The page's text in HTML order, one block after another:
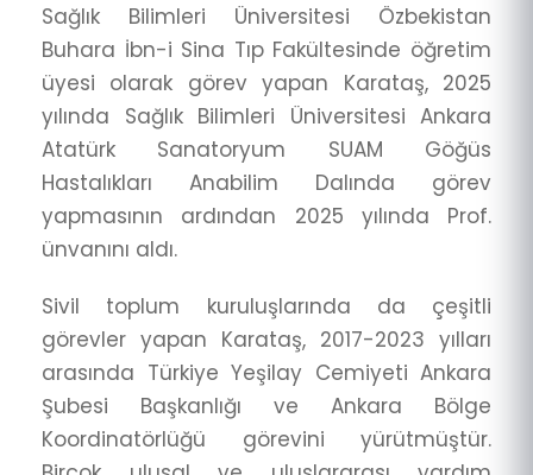
Sağlık Bilimleri Üniversitesi Özbekistan
Buhara İbn-i Sina Tıp Fakültesinde öğretim
üyesi olarak görev yapan Karataş, 2025
yılında Sağlık Bilimleri Üniversitesi Ankara
Atatürk Sanatoryum SUAM Göğüs
Hastalıkları Anabilim Dalında görev
yapmasının ardından 2025 yılında Prof.
ünvanını aldı.
Sivil toplum kuruluşlarında da çeşitli
görevler yapan Karataş, 2017-2023 yılları
arasında Türkiye Yeşilay Cemiyeti Ankara
Şubesi Başkanlığı ve Ankara Bölge
Koordinatörlüğü görevini yürütmüştür.